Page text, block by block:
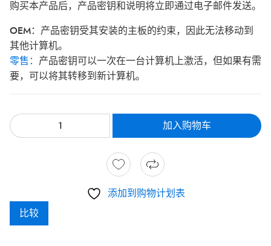
购买本产品后，产品密钥和说明将立即通过电子邮件发送。
OEM： 产品密钥受其安装的主板的约束，因此无法移动到
其他计算机。
零售： 产品密钥可以一次在一台计算机上激活，但如果有需
要，可以将其转移到新计算机。
加入购物车
添加到购物计划表
比较